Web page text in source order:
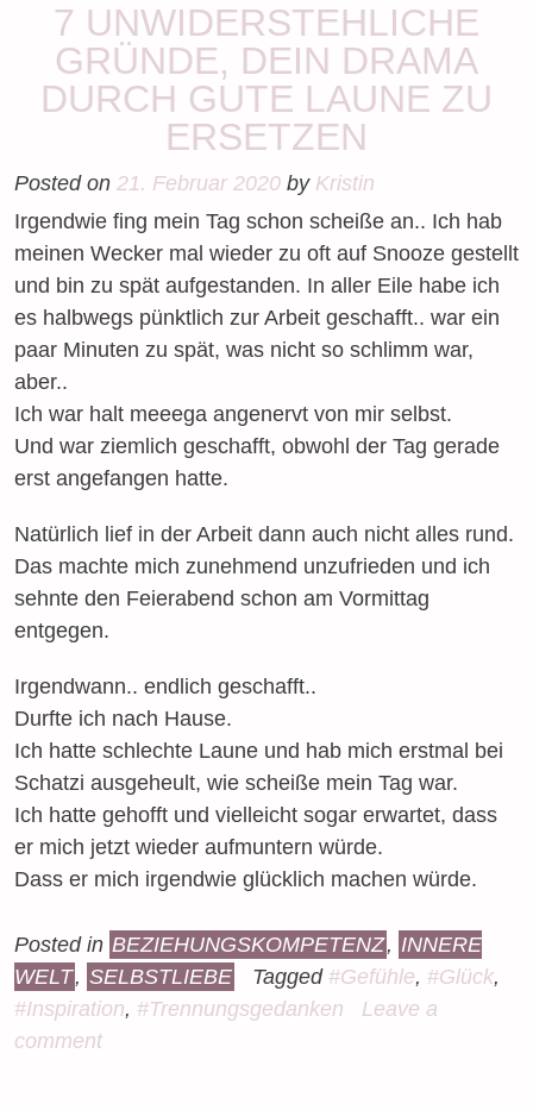
7 UNWIDERSTEHLICHE
GRÜNDE, DEIN DRAMA
DURCH GUTE LAUNE ZU
ERSETZEN
Posted on 21. Februar 2020 by Kristin
Irgendwie fing mein Tag schon scheiße an.. Ich hab
meinen Wecker mal wieder zu oft auf Snooze gestellt
und bin zu spät aufgestanden. In aller Eile habe ich
es halbwegs pünktlich zur Arbeit geschafft.. war ein
paar Minuten zu spät, was nicht so schlimm war,
aber..
Ich war halt meeega angenervt von mir selbst.
Und war ziemlich geschafft, obwohl der Tag gerade
erst angefangen hatte.
Natürlich lief in der Arbeit dann auch nicht alles rund.
Das machte mich zunehmend unzufrieden und ich
sehnte den Feierabend schon am Vormittag
entgegen.
Irgendwann.. endlich geschafft..
Durfte ich nach Hause.
Ich hatte schlechte Laune und hab mich erstmal bei
Schatzi ausgeheult, wie scheiße mein Tag war.
Ich hatte gehofft und vielleicht sogar erwartet, dass
er mich jetzt wieder aufmuntern würde.
Dass er mich irgendwie glücklich machen würde.
Posted in BEZIEHUNGSKOMPETENZ, INNERE
WELT, SELBSTLIEBE Tagged #Gefühle, #Glück,
#Inspiration, #Trennungsgedanken
Leave a
comment